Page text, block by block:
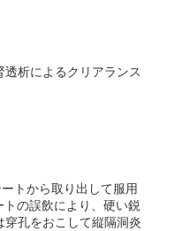
析によるクリアランス
トから取り出して服用
の誤飲により、硬い鋭
孔をおこして縦隔洞炎